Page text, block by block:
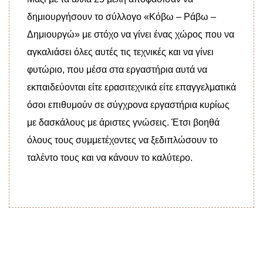
δημιουργήσουν το σύλλογο «Κόβω – Ράβω –
Δημιουργώ» με στόχο να γίνει ένας χώρος που να
αγκαλιάσει όλες αυτές τις τεχνικές και να γίνει
φυτώριο, που μέσα στα εργαστήρια αυτά να
εκπαιδεύονται είτε ερασιτεχνικά είτε επαγγελματικά
όσοι επιθυμούν σε σύγχρονα εργαστήρια κυρίως
με δασκάλους με άριστες γνώσεις. Έτσι βοηθά
όλους τους συμμετέχοντες να ξεδιπλώσουν το
ταλέντο τους και να κάνουν το καλύτερο.